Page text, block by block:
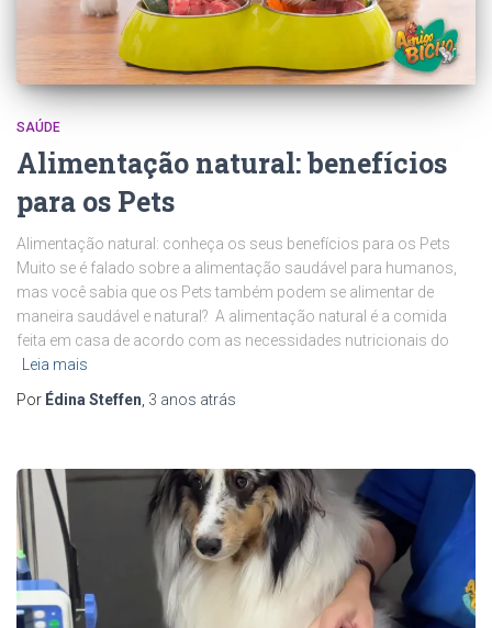
SAÚDE
Alimentação natural: benefícios
para os Pets
Alimentação natural: conheça os seus benefícios para os Pets
Muito se é falado sobre a alimentação saudável para humanos,
mas você sabia que os Pets também podem se alimentar de
maneira saudável e natural? A alimentação natural é a comida
feita em casa de acordo com as necessidades nutricionais do
Leia mais
Por Édina Steffen 3 anos atrás